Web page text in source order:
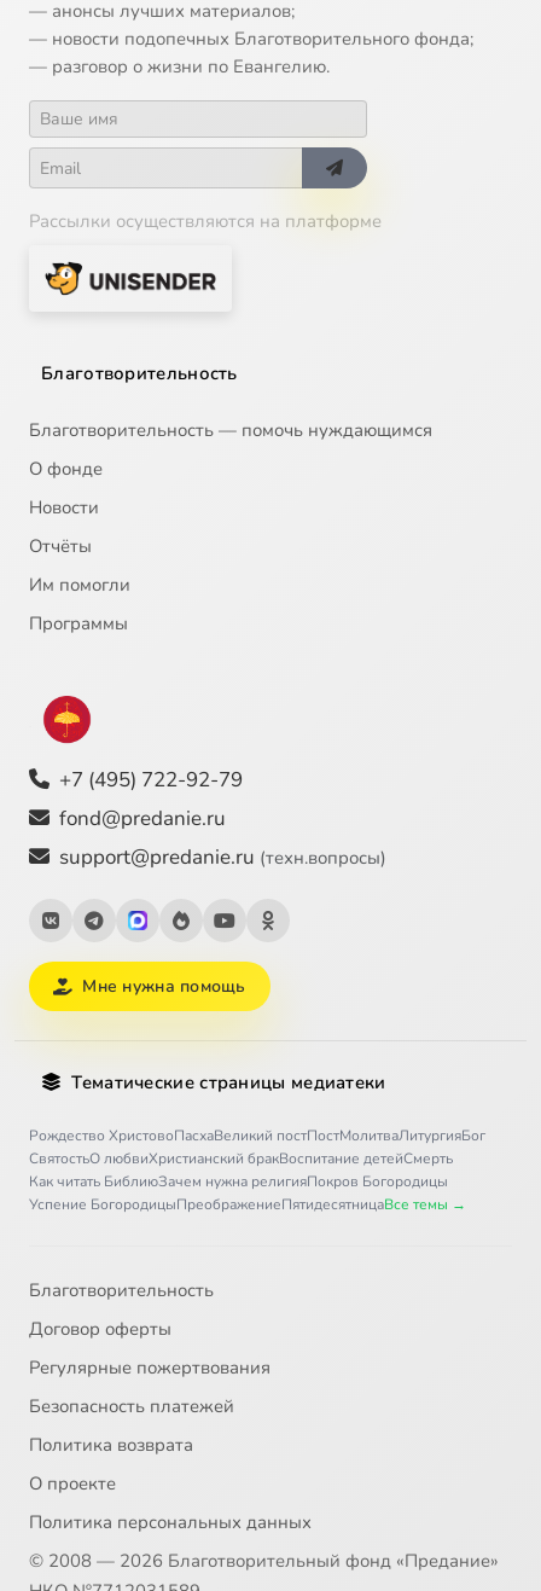
— анонсы лучших материалов;
— новости подопечных Благотворительного фонда;
— разговор о жизни по Евангелию.
Рассылки осуществляются на платформе
Благотворительность
Благотворительность — помочь нуждающимся
О фонде
Новости
Отчёты
Им помогли
Программы
+7 (495) 722-92-79
fond@predanie.ru
support@predanie.ru (техн.вопросы)
Мне нужна помощь
Тематические страницы медиатеки
Рождество ХристовоПасхаВеликий постПостМолитваЛитургияБог
СвятостьО любвиХристианский бракВоспитание детейСмерть
Как читать БиблиюЗачем нужна религияПокров Богородицы
Успение БогородицыПреображениеПятидесятницаВсе темы →
Благотворительность
Договор оферты
Регулярные пожертвования
Безопасность платежей
Политика возврата
О проекте
Политика персональных данных
© 2008 — 2026 Благотворительный фонд «Предание»